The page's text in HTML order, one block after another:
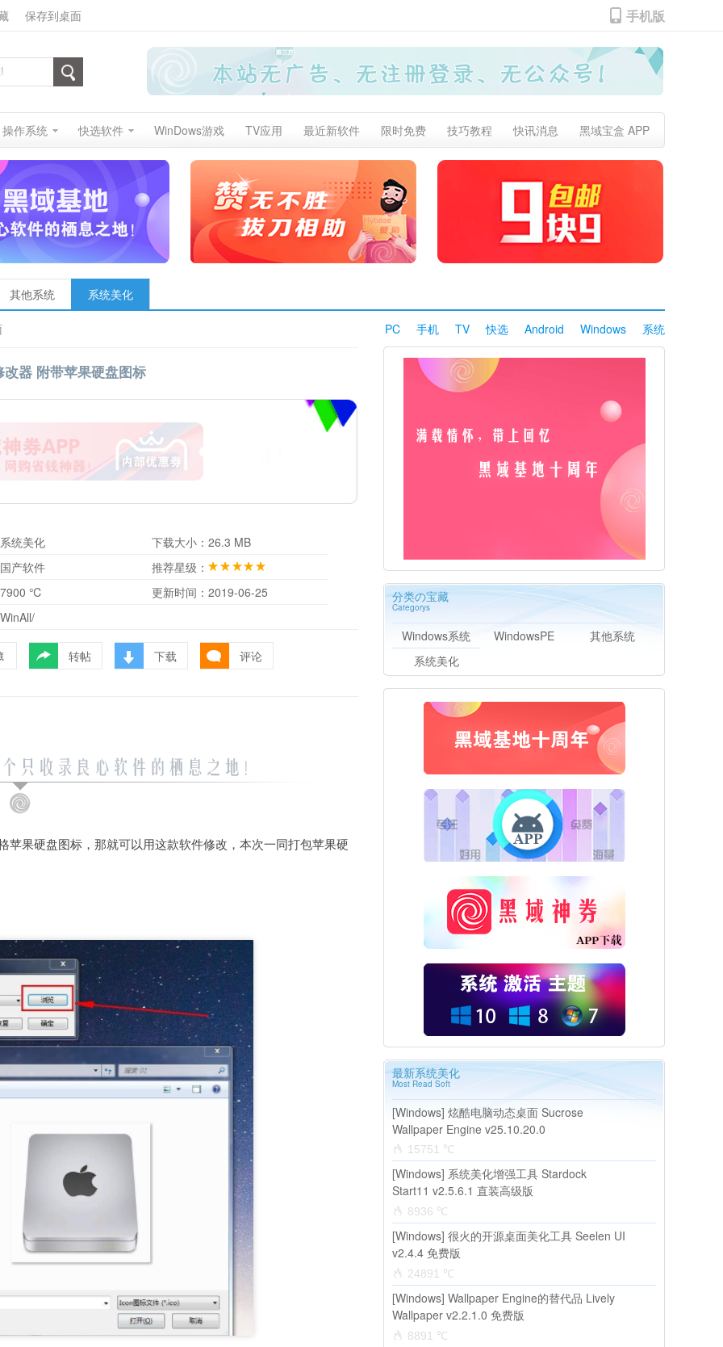
保存到桌面 手机版
操作系统 快选软件 WinDows游戏 TV应用 最近新软件 限时免费 技巧教程 快讯消息 黑域宝盒 APP
其他系统 系统美化
PC 手机 TV 快选 Android Windows 系统
器 附带苹果硬盘图标
系统美化 下载大小： 26.3 MB
国产软件
推荐星级：
7900 ℃
更新时间： 2019-06-25
WinAll/
转帖 下载 评论
果硬盘图标，那就可以用这款软件修改，本次一同打包苹果硬
分类の宝藏
Categorys
Windows系统 WindowsPE
其他系统
系统美化
最新系统美化
Most Read Soft
[Windows] 炫酷电脑动态桌面 Sucrose
Wallpaper Engine v25.10.20.0
15751 ℃
[Windows] 系统美化增强工具 Stardock
Start11 v2.5.6.1 直装高级版
8936 ℃
[Windows] 很火的开源桌面美化工具 Seelen UI
v2.4.4 免费版
24891 ℃
[Windows] Wallpaper Engine的替代品 Lively
Wallpaper v2.2.1.0 免费版
8891 ℃